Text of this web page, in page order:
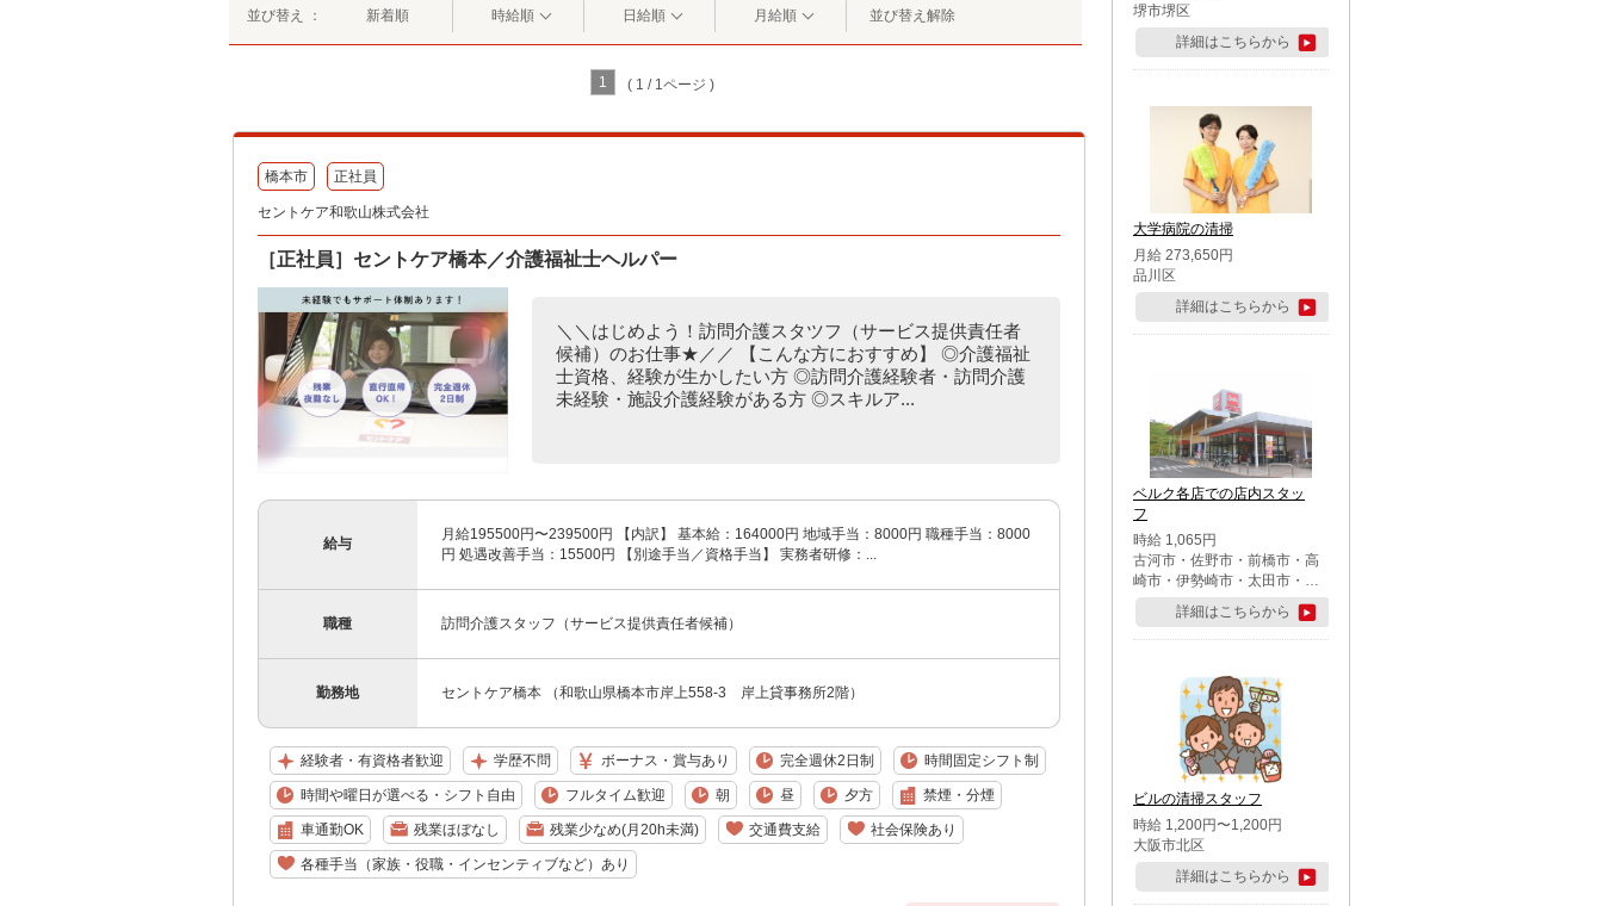
並び替え ： 新着順 時給順 日給順 月給順 並び替え解除
1 ( 1 / 1ページ )
橋本市 正社員
セントケア和歌山株式会社
［正社員］セントケア橋本／介護福祉士ヘルパー
＼＼はじめよう！訪問介護スタツフ（サービス提供責任者
候補）のお仕事★／／ 【こんな方におすすめ】 ◎介護福祉
士資格、経験が生かしたい方 ◎訪問介護経験者・訪問介護
未経験・施設介護経験がある方 ◎スキルア...
給与
月給195500円〜239500円 【内訳】 基本給：164000円 地域手当：8000円 職種手当：8000
円 処遇改善手当：15500円 【別途手当／資格手当】 実務者研修：...
職種 訪問介護スタッフ（サービス提供責任者候補）
勤務地 セントケア橋本 （和歌山県橋本市岸上558-3 岸上貸事務所2階）
経験者・有資格者歓迎 学歴不問 ボーナス・賞与あり 完全週休2日制 時間固定シフト制
時間や曜日が選べる・シフト自由 フルタイム歓迎 朝 昼 夕方 禁煙・分煙
車通勤OK 残業ほぼなし 残業少なめ(月20h未満) 交通費支給 社会保険あり
各種手当（家族・役職・インセンティブなど）あり
堺市堺区
詳細はこちらから
大学病院の清掃
月給 273,650円
品川区
詳細はこちらから
ベルク各店での店内スタッ
フ
時給 1,065円
古河市・佐野市・前橋市・高
崎市・伊勢崎市・太田市・館
林市・藤岡市・大泉町・さい
たま市北区・川越市・熊谷
市・行田市・秩父市・所沢
市・鶴ケ島市・千葉市中央
区・市川市・松戸市・習志野
市・柏市・流山市・八千代
市・足立区・江戸川区・八王
子市・町田市
詳細はこちらから
ビルの清掃スタッフ
時給 1,200円〜1,200円
大阪市北区
詳細はこちらから